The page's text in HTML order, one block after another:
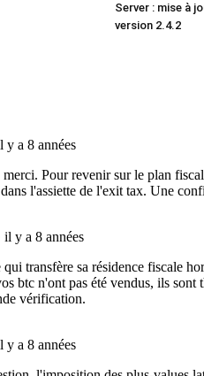
Server : mise à
version 2.4.2